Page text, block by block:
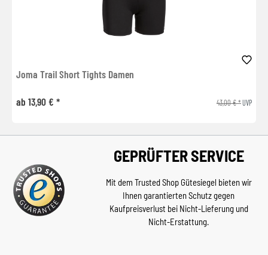
Joma Trail Short Tights Damen
ab 13,90 € * 43,00 € *UVP
GEPRÜFTER SERVICE
Mit dem Trusted Shop Gütesiegel bieten wir
Ihnen garantierten Schutz gegen
Kaufpreisverlust bei Nicht-Lieferung und
Nicht-Erstattung.